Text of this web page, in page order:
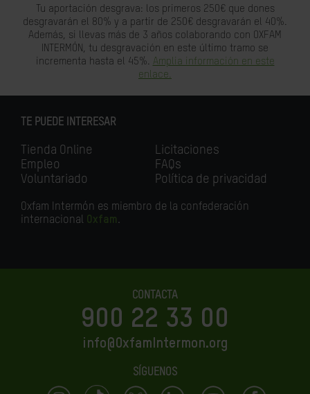
Tu aportación desgrava: los primeros 250€ que dones
desgravarán el 80% y a partir de 250€ desgravarán el 40%.
Además, si llevas más de 3 años colaborando con OXFAM
INTERMÓN, tu desgravación en este último tramo se
incrementa hasta el 45%. Amplia información en este
enlace.
TE PUEDE INTERESAR
Tienda Online
Empleo
Voluntariado
Licitaciones
FAQs
Política de privacidad
Oxfam Intermón es miembro de la confederación
internacional Oxfam.
CONTACTA
900 22 33 00
info@OxfamIntermon.org
SÍGUENOS